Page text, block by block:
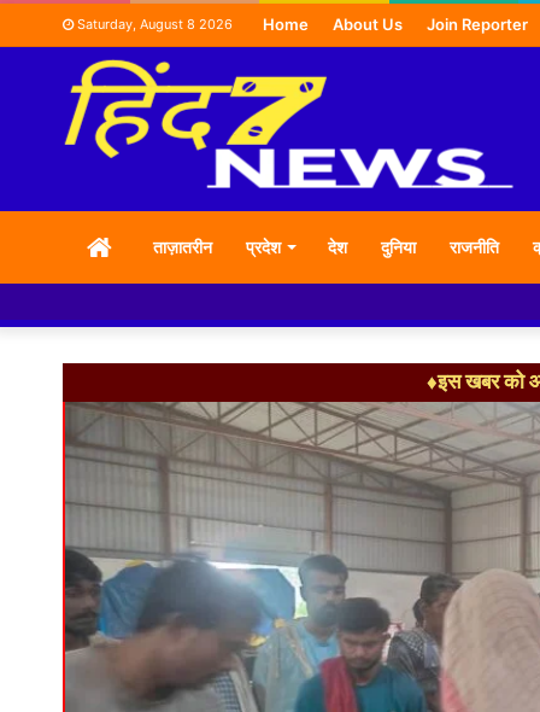
Saturday, August 8 2026 Home About Us Join Reporter
HOMEताज़ातरीन प्रदेश देश दुनिया राजनीति
♦इस खबर को